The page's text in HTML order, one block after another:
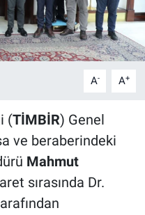
A- A+
(TİMBİR) Genel
ve beraberindeki
Mahmut
sırasında Dr.